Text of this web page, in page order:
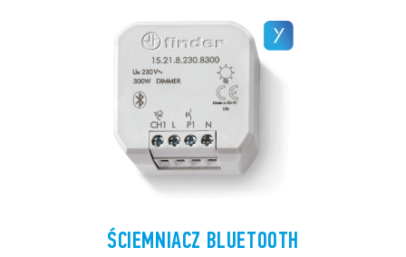
ŚCIEMNIACZ BLUETOOTH